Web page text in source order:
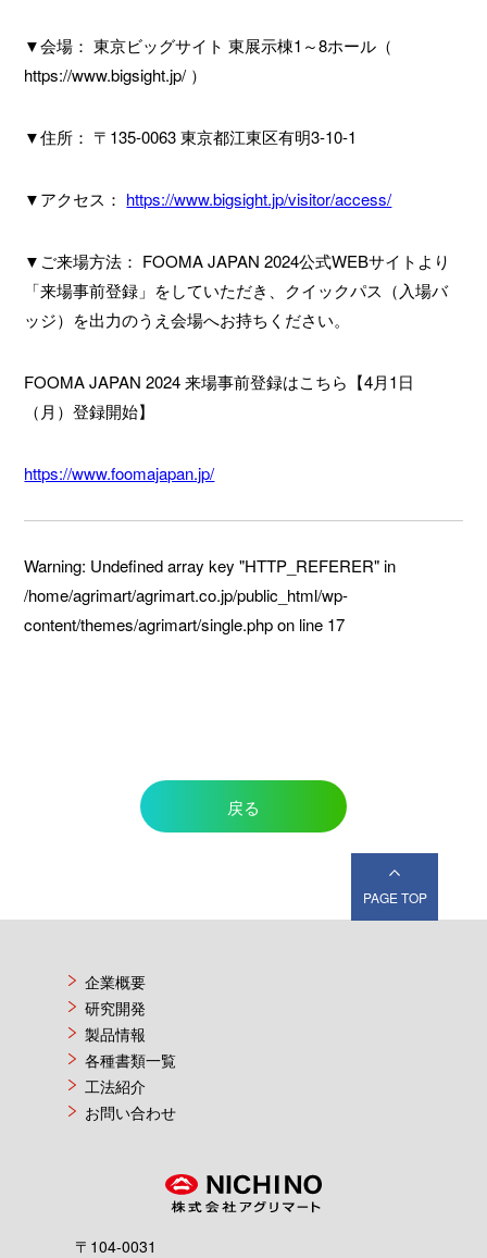
▼会場： 東京ビッグサイト 東展示棟1～8ホール（
https://www.bigsight.jp/ ）
▼住所： 〒135-0063 東京都江東区有明3-10-1
▼アクセス： https://www.bigsight.jp/visitor/access/
▼ご来場方法： FOOMA JAPAN 2024公式WEBサイトより
「来場事前登録」をしていただき、クイックパス（入場バ
ッジ）を出力のうえ会場へお持ちください。
FOOMA JAPAN 2024 来場事前登録はこちら【4月1日
（月）登録開始】
https://www.foomajapan.jp/
Warning: Undefined array key "HTTP_REFERER" in
/home/agrimart/agrimart.co.jp/public_html/wp-
content/themes/agrimart/single.phpon line 17
戻る
〒104-0031
企業概要
研究開発
製品情報
各種書類一覧
工法紹介
お問い合わせ
PAGE TOP